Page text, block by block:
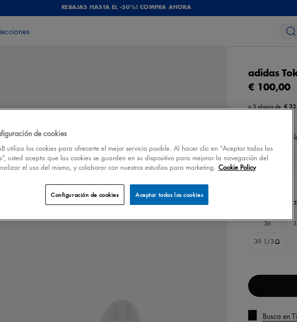
REBAJAS HASTA EL -50%! COMPRA AHORA
adidas
€ 100,00
€
celeste/
36
39 1/3
Busca en
de cookies
utiliza los cookies para ofrecerte el mejor servicio posible. Al hacer clic en “Aceptar todas las
usted acepta que las cookies se guarden en su dispositivo para mejorar la navegación del
el uso del mismo, y colaborar con nuestros estudios para marketing. Cookie Policy
Aceptar todas las cookies
Configuración de cookies